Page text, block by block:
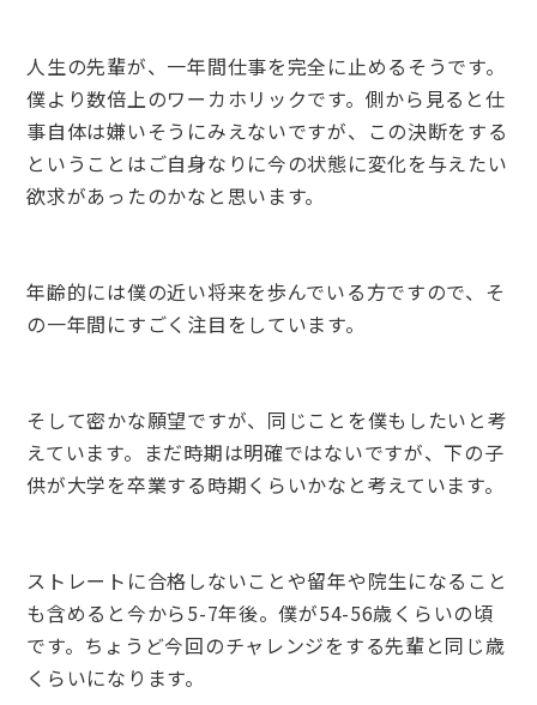
人生の先輩が、一年間仕事を完全に止めるそうです。
僕より数倍上のワーカホリックです。側から見ると仕
事自体は嫌いそうにみえないですが、この決断をする
ということはご自身なりに今の状態に変化を与えたい
欲求があったのかなと思います。
年齢的には僕の近い将来を歩んでいる方ですので、そ
の一年間にすごく注目をしています。
そして密かな願望ですが、同じことを僕もしたいと考
えています。まだ時期は明確ではないですが、下の子
供が大学を卒業する時期くらいかなと考えています。
ストレートに合格しないことや留年や院生になること
も含めると今から5-7年後。僕が54-56歳くらいの頃
です。ちょうど今回のチャレンジをする先輩と同じ歳
くらいになります。